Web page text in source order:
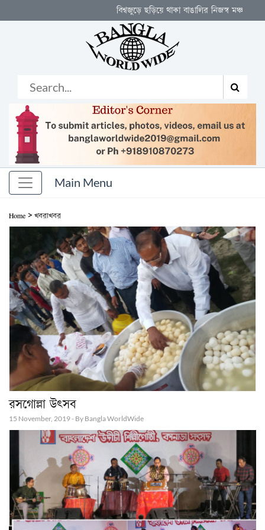
বিশ্বজুড়ে ছড়িয়ে থাকা বাঙালির নিজস্ব মঞ্চ
Home > খবরাখবর
রসগোল্লা উৎসব
15 November, 2019 - By Bangla WorldWide